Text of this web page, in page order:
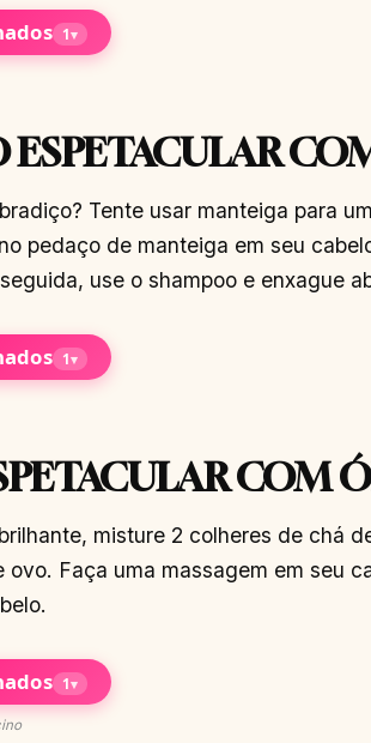
1▾
ESPETACULAR
Tente usar manteiga para
pedaço de manteiga em seu
use o shampoo e enxague
1▾
COM
misture 2 colheres de chá
Faça uma massagem em seu
1▾